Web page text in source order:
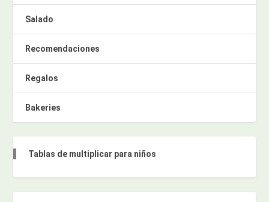
Salado
Recomendaciones
Regalos
Bakeries
Tablas de multiplicar para niños